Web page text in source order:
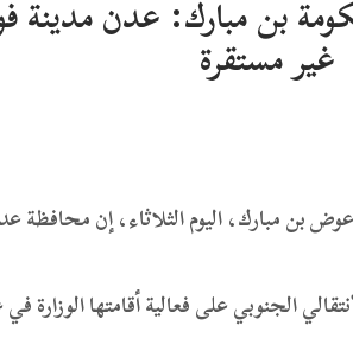
بن مبارك: عدن
غير مستقرة
بن مبارك، اليوم الثلاثاء، إن محافظة
الجنوبي على فعالية أقامتها الوزارة في